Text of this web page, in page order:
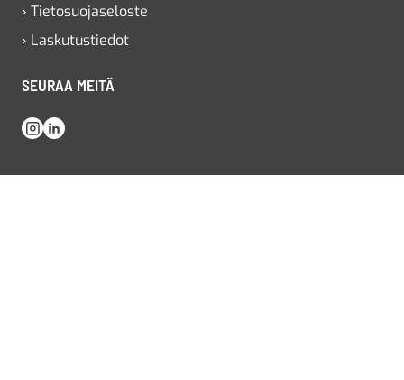
› Tietosuojaseloste
› Laskutustiedot
SEURAA MEITÄ
Instagram
LinkedIn